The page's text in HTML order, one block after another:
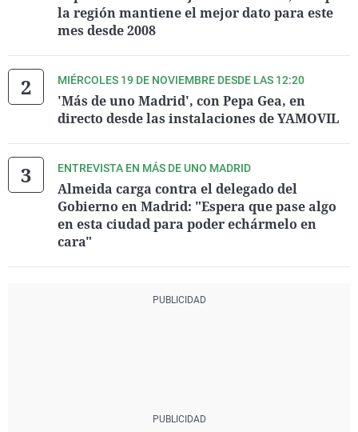
la región mantiene el mejor dato para este
mes desde 2008
MIÉRCOLES 19 DE NOVIEMBRE DESDE LAS 12:20
'Más de uno Madrid', con Pepa Gea, en
directo desde las instalaciones de YAMOVIL
ENTREVISTA EN MÁS DE UNO MADRID
Almeida carga contra el delegado del
Gobierno en Madrid: "Espera que pase algo
en esta ciudad para poder echármelo en
cara"